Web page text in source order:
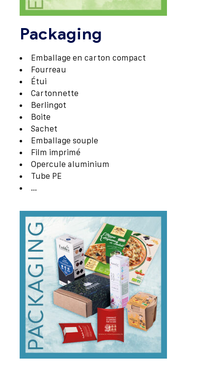
Packaging
Emballage en carton compact
Fourreau
Étui
Cartonnette
Berlingot
Boite
Sachet
Emballage souple
Film imprimé
Opercule aluminium
Tube PE
…